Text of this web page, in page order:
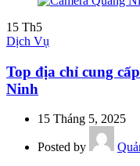
15 Th5
Dịch Vụ
Top địa chỉ cung
Ninh
15 Tháng 5, 2025
Posted by